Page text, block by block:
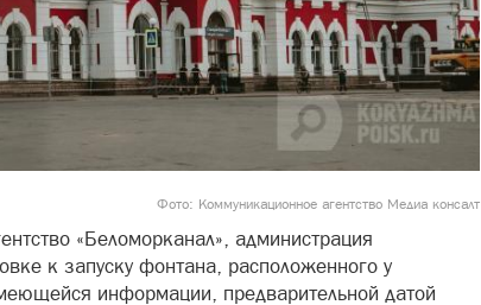
Фото: Коммуникационное агентство Медиа консалт
«Беломорканал», администрация
к запуску фонтана, расположенного у
информации, предварительной датой